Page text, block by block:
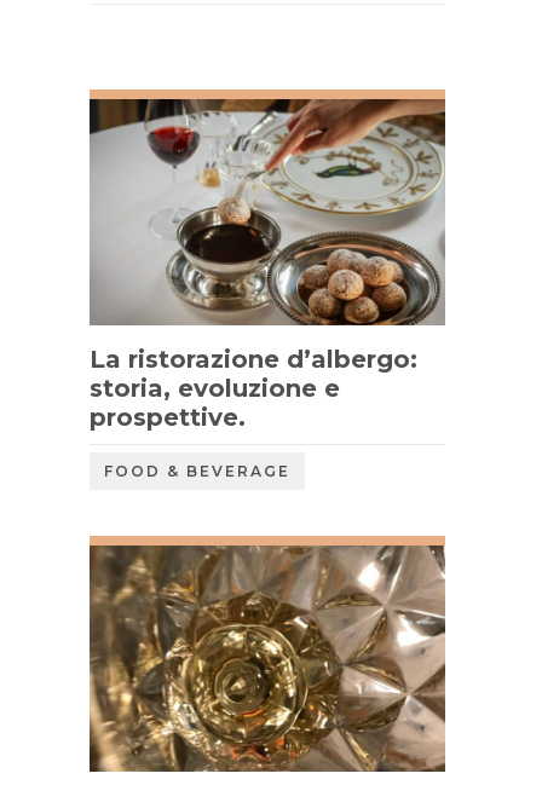
La ristorazione d’albergo:
storia, evoluzione e
prospettive.
FOOD & BEVERAGE